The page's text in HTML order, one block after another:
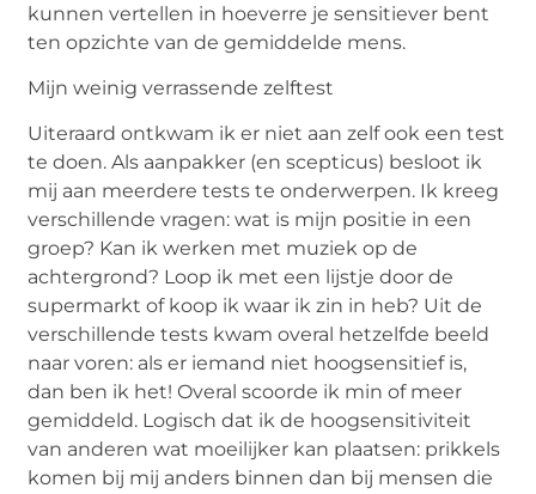
kunnen vertellen in hoeverre je sensitiever bent
ten opzichte van de gemiddelde mens.
Mijn weinig verrassende zelftest
Uiteraard ontkwam ik er niet aan zelf ook een test
te doen. Als aanpakker (en scepticus) besloot ik
mij aan meerdere tests te onderwerpen. Ik kreeg
verschillende vragen: wat is mijn positie in een
groep? Kan ik werken met muziek op de
achtergrond? Loop ik met een lijstje door de
supermarkt of koop ik waar ik zin in heb? Uit de
verschillende tests kwam overal hetzelfde beeld
naar voren: als er iemand niet hoogsensitiefis,
dan ben ik het! Overal scoorde ik min of meer
gemiddeld. Logisch dat ik de hoogsensitiviteit
van anderen wat moeilijker kan plaatsen: prikkels
komen bij mij anders binnen dan bij mensen die